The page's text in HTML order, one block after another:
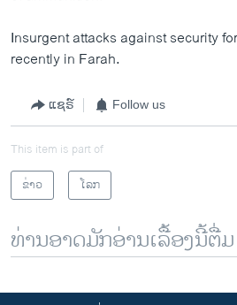
Insurgent attacks against security
recently in Farah.
ແຊຣ໌ Follow us
This item is part of
ຂ່າວ
ໂລກ
ທ່ານອາດມັກອ່ານເລື້ອງນີ້ຕື່ມ